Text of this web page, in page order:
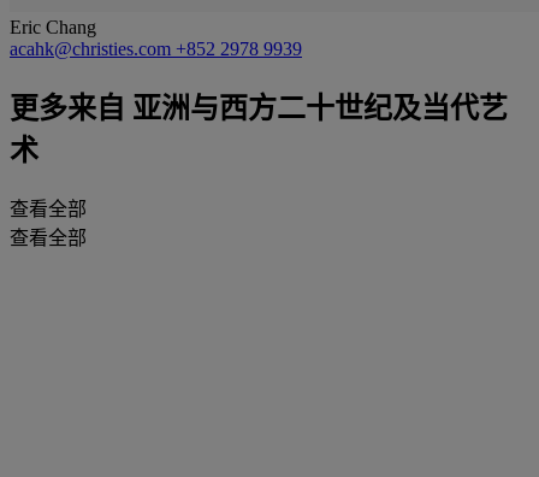
Eric Chang
acahk@christies.com +852 2978 9939
更多来自 亚洲与西方二十世纪及当代艺
术
查看全部
查看全部